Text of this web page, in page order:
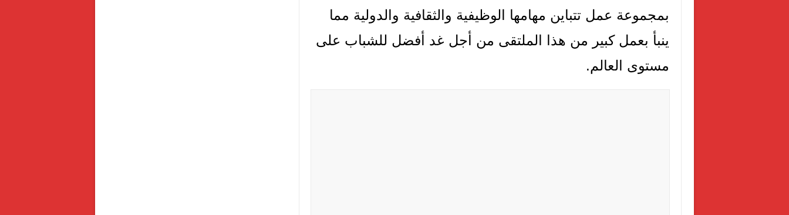
بمجموعة عمل تتباين مهامها الوظيفية والثقافية والدولية مما
ينبأ بعمل كبير من هذا الملتقى من أجل غد أفضل للشباب على
مستوى العالم.